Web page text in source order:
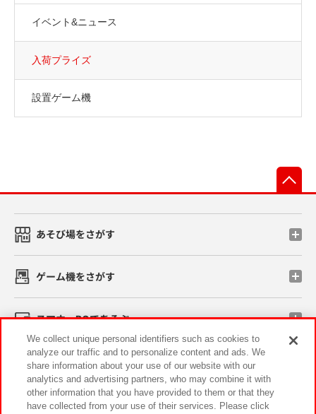
イベント&ニュース
入荷プライズ
設置ゲーム機
あそび場をさがす
ゲーム機をさがす
スマホ・PCであそぶ
イベント・キャンペーン
We collect unique personal identifiers such as cookies to
analyze our traffic and to personalize content and ads. We
share information about your use of our website with our
analytics and advertising partners, who may combine it with
other information that you have provided to them or that they
have collected from your use of their services. Please click